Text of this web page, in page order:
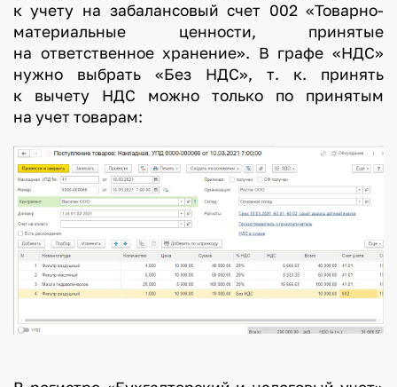
к учету на забалансовый счет 002 «Товарно-
материальные ценности, принятые
на ответственное хранение». В графе «НДС»
нужно выбрать «Без НДС», т. к. принять
к вычету НДС можно только по принятым
на учет товарам: